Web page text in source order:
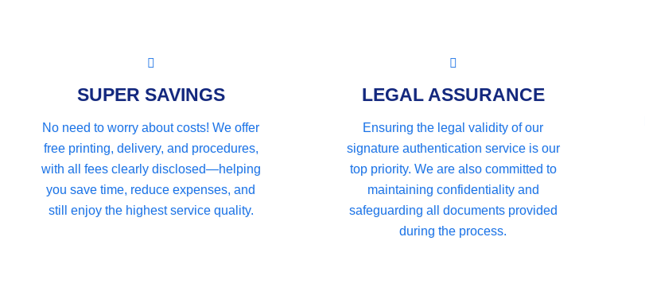
SUPER SAVINGS
No need to worry about costs! We offer
free printing, delivery, and procedures,
with all fees clearly disclosed—helping
you save time, reduce expenses, and
still enjoy the highest service quality.
LEGAL ASSURANCE
Ensuring the legal validity of our
signature authentication service is our
top priority. We are also committed to
maintaining confidentiality and
safeguarding all documents provided
during the process.